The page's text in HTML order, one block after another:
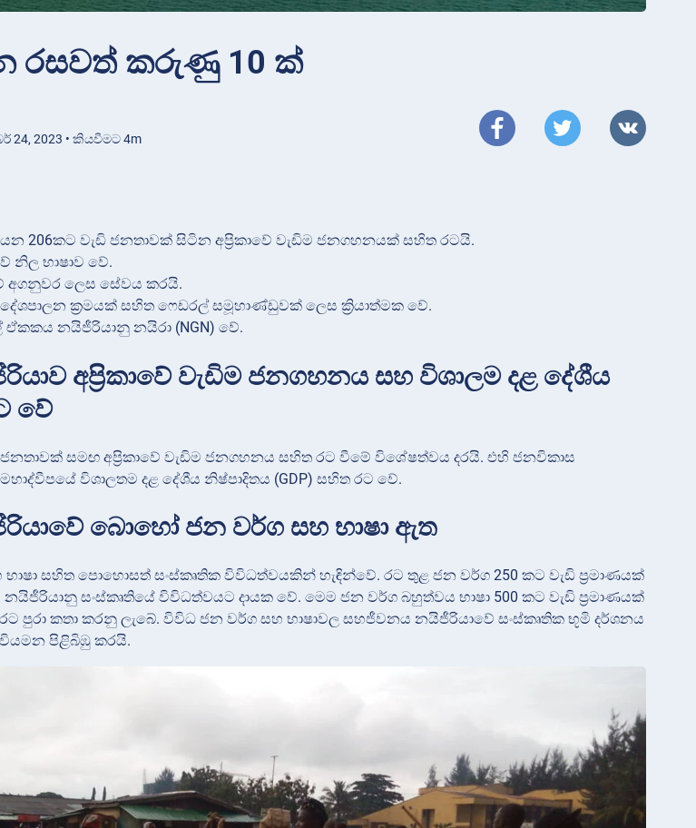
රසවත් කරුණු 10 ක්
24, 2023 • කියවීමට 4m
206කට වැඩි ජනතාවක් සිටින අප්‍රිකාවේ වැඩිම ජනගහනයක් සහිත රටයි.
නිල භාෂාව වේ.
අගනුවර ලෙස සේවය කරයි.
ක්‍රමයක් සහිත ෆෙඩරල් සමූහාණ්ඩුවක් ලෙස ක්‍රියාත්මක වේ.
නයිජීරියානු නයිරා (NGN) වේ.
අප්‍රිකාවේ වැඩිම ජනගහනය සහ විශාලම දළ දේශීය
වේ
සමඟ අප්‍රිකාවේ වැඩිම ජනගහනය සහිත රට වීමේ විශේෂත්වය දරයි. එහි ජනවිකාස
විශාලතම දළ දේශීය නිෂ්පාදිතය (GDP) සහිත රට වේ.
බොහෝ ජන වර්ග සහ භාෂා ඇත
සහිත පොහොසත් සංස්කෘතික විවිධත්වයකින් හැඳින්වේ. රට තුළ ජන වර්ග 250 කට වැඩි ප්‍රමාණයක්
සංස්කෘතියේ විවිධත්වයට දායක වේ. මෙම ජන වර්ග බහුත්වය භාෂා 500 කට වැඩි ප්‍රමාණයක්
පුරා කතා කරනු ලැබේ. විවිධ ජන වර්ග සහ භාෂාවල සහජීවනය නයිජීරියාවේ සංස්කෘතික භූමි දර්ශනය
පිළිබිඹු කරයි.